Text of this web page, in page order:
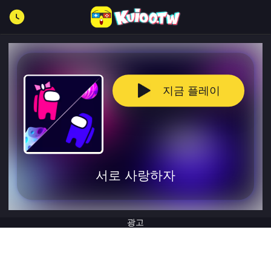
서로 사랑하자
지금 플레이
광고